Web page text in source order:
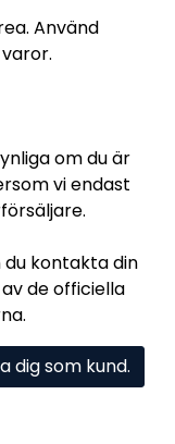
Använd
om du är
vi endast
kontakta din
de officiella
dig som kund.